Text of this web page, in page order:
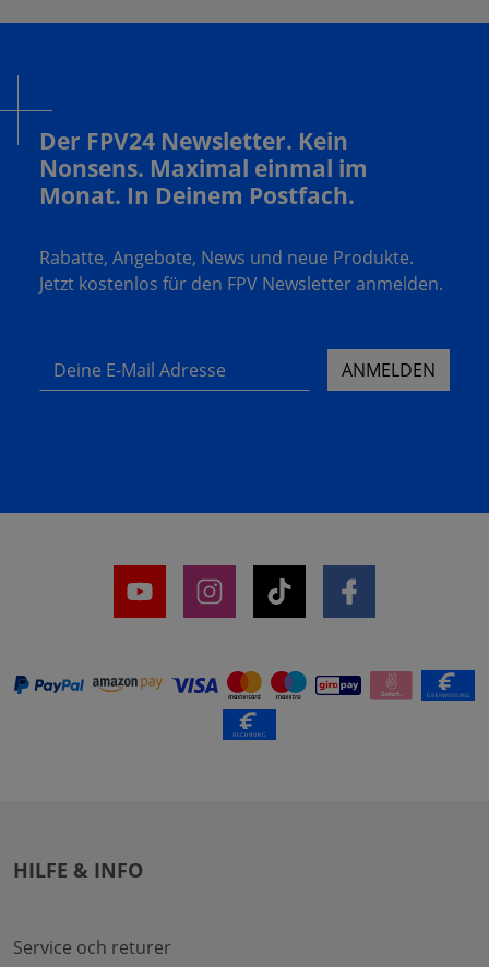
Der FPV24 Newsletter. Kein
Nonsens. Maximal einmal im
Monat. In Deinem Postfach.
Rabatte, Angebote, News und neue Produkte.
Jetzt kostenlos für den FPV Newsletter anmelden.
Deine E-Mail Adresse ANMELDEN
HILFE & INFO
Service och returer